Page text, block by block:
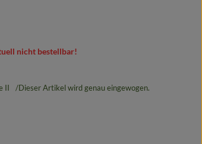
nicht bestellbar!
II Dieser Artikel wird genau eingewogen.